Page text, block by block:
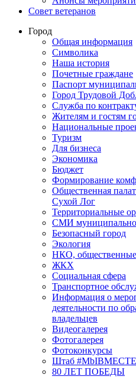
Совет ветеранов
Город
Общая информация
Символика
Наша история
Почетные граждане
Паспорт
Город Трудовой
Служба по
Жителям и гостям
Национальные
Туризм
Для бизнеса
Экономика
Бюджет
Формирование
Общественная
Сухой Лог
Территориальные
СМИ
Безопасный город
Экология
НКО,
ЖКХ
Социальная сфера
Транспортное
Информация о
деятельности по
владельцев
Видеогалерея
Фотогалерея
Фотоконкурсы
Штаб #MbIBMECTE
80 ЛЕТ ПОБЕДЫ